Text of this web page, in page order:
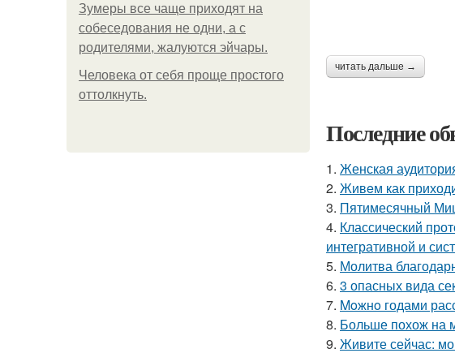
Зумеры все чаще приходят на
собеседования не одни, а с
родителями, жалуются эйчары.
Человека от себя проще простого
оттолкнуть.
читать дальше →
Последние
1. Женская
2. Живeм как
3. Пятимесячный
4. Классический
интегративной и
5. Молитва
6. 3 опасных вида
7. Moжнo годами
8. Больше похож на
9. Живите сейчас: